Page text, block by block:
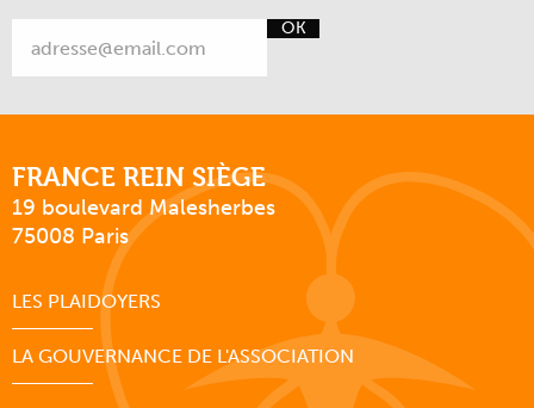
OK
FRANCE REIN SIÈGE
19 boulevard Malesherbes
75008 Paris
LES PLAIDOYERS
LA GOUVERNANCE DE L'ASSOCIATION